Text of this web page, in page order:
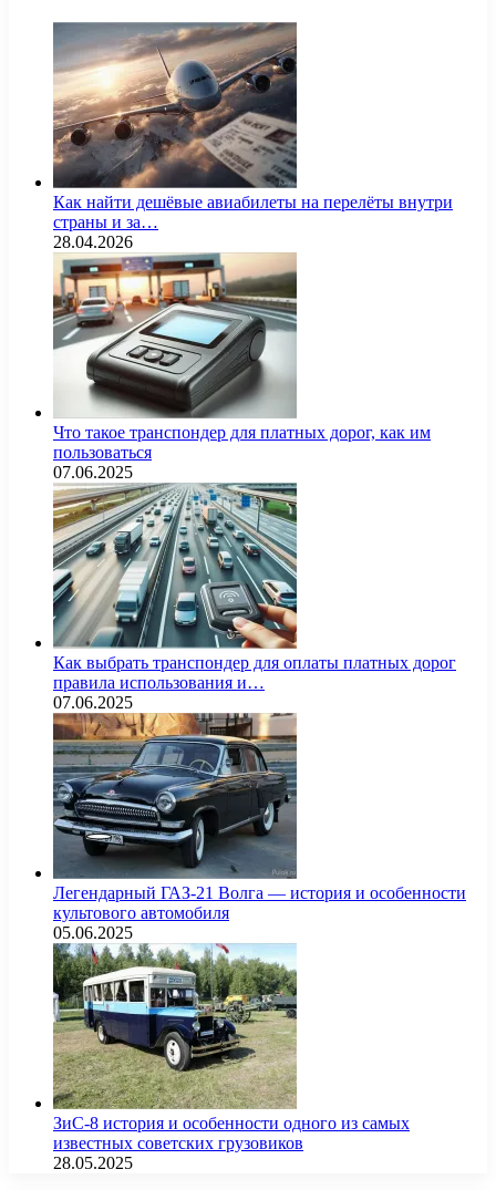
Как найти дешёвые авиабилеты на перелёты внутри
страны и за…
28.04.2026
Что такое транспондер для платных дорог, как им
пользоваться
07.06.2025
Как выбрать транспондер для оплаты платных дорог
правила использования и…
07.06.2025
Легендарный ГАЗ-21 Волга — история и особенности
культового автомобиля
05.06.2025
ЗиС-8 история и особенности одного из самых
известных советских грузовиков
28.05.2025